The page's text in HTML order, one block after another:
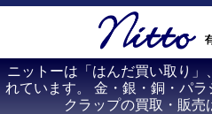
ニットーは「はんだ買い取り」
れています。 金・銀・銅・パ
クラップの買取・販売